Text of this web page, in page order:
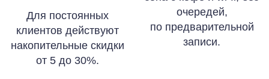
Для постоянных
клиентов действуют
накопительные скидки
от 5 до 30%.
очередей,
по предварительной
записи.